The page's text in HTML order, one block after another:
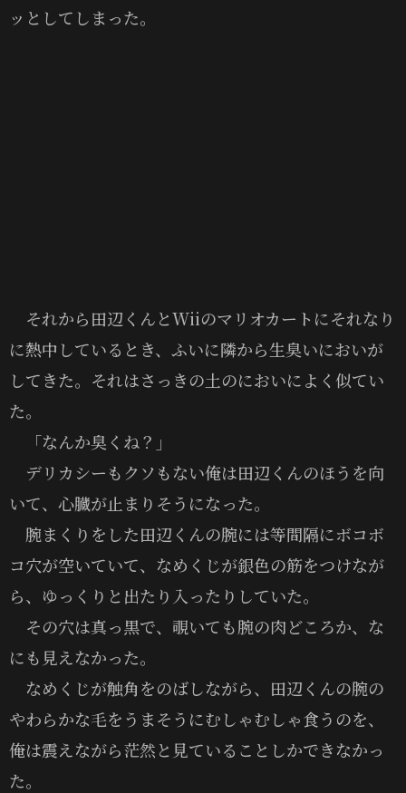
ッとしてしまった。
それから田辺くんとWiiのマリオカートにそれなり
に熱中しているとき、ふいに隣から生臭いにおいが
してきた。それはさっきの土のにおいによく似てい
た。
「なんか臭くね？」
デリカシーもクソもない俺は田辺くんのほうを向
いて、心臓が止まりそうになった。
腕まくりをした田辺くんの腕には等間隔にボコボ
コ穴が空いていて、なめくじが銀色の筋をつけなが
ら、ゆっくりと出たり入ったりしていた。
その穴は真っ黒で、覗いても腕の肉どころか、な
にも見えなかった。
なめくじが触角をのばしながら、田辺くんの腕の
やわらかな毛をうまそうにむしゃむしゃ食うのを、
俺は震えながら茫然と見ていることしかできなかっ
た。